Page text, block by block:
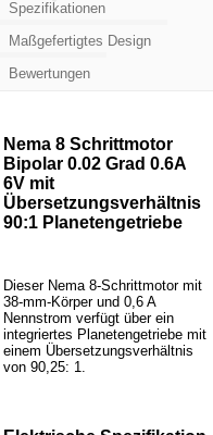
Spezifikationen
Maßgefertigtes Design
Bewertungen
Nema 8 Schrittmotor
Bipolar 0.02 Grad 0.6A
6V mit
Übersetzungsverhältnis
90:1 Planetengetriebe
Dieser Nema 8-Schrittmotor mit
38-mm-Körper und 0,6 A
Nennstrom verfügt über ein
integriertes Planetengetriebe mit
einem Übersetzungsverhältnis
von 90,25: 1.